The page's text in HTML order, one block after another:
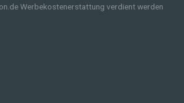
Werbekostenerstattung verdient werden